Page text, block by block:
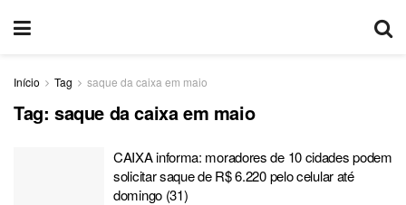
Início Tag saque da caixa em maio
Tag: saque da caixa em maio
CAIXA informa: moradores de 10 cidades podem
solicitar saque de R$ 6.220 pelo celular até
domingo (31)